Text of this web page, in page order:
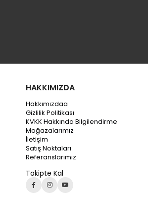
HAKKIMIZDA
Hakkımızdaa
Gizlilik Politikası
KVKK Hakkında Bilgilendirme
Mağazalarımız
İletişim
Satış Noktaları
Referanslarımız
Takipte Kal